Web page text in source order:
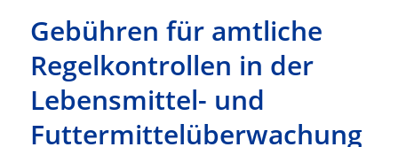
Gebühren für amtliche
Regelkontrollen in der
Lebensmittel- und
Futtermittelüberwachung